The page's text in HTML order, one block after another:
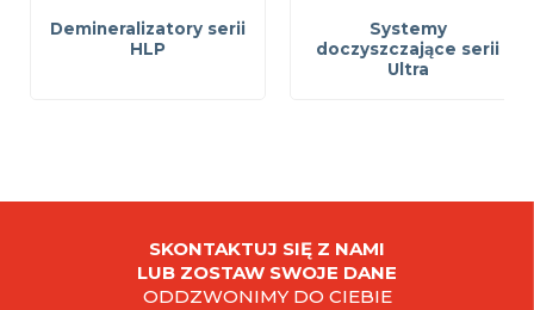
Demineralizatory serii
HLP
Systemy
doczyszczające serii
Ultra
SKONTAKTUJ SIĘ Z NAMI
LUB ZOSTAW SWOJE DANE
ODDZWONIMY DO CIEBIE